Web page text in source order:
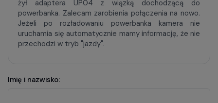
żył adaptera UP04 z wiązką dochodzącą do
powerbanka. Zalecam zarobienia połączenia na nowo.
Jeżeli po rozładowaniu powerbanka kamera nie
uruchamia się automatycznie mamy informację, że nie
przechodzi w tryb "jazdy".
Imię i nazwisko: